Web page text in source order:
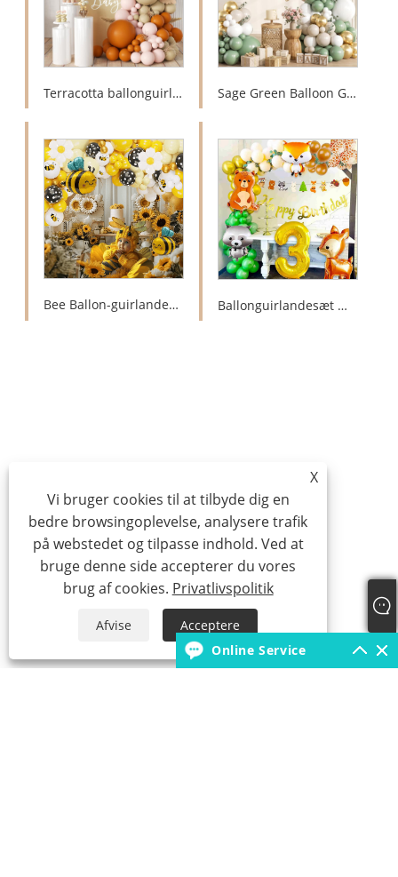
Terracotta ballonguirlandesæt Sage Green Balloon Garland Kit
Bee Ballon-guirlandesæt Ballonguirlandesæt med dyretema
X
Vi bruger cookies til at tilbyde dig en
bedre browsingoplevelse, analysere trafik
på webstedet og tilpasse indhold. Ved at
bruge denne side accepterer du vores
brug af cookies. Privatlivspolitik
Afvise
Acceptere
Online Service